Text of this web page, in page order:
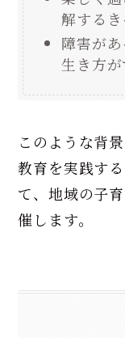
解する
障害が
生き方
このような背
教育を実践す
て、地域の子
催します。